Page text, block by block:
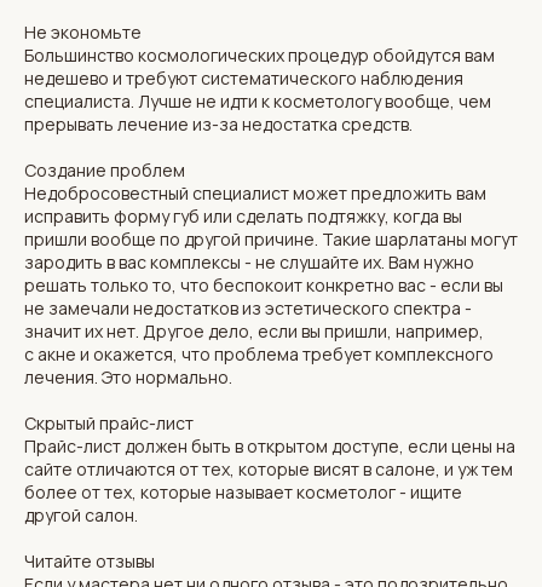
Не экономьте
Большинство космологических процедур обойдутся вам
недешево и требуют систематического наблюдения
специалиста. Лучше не идти к косметологу вообще, чем
прерывать лечение из-за недостатка средств.
Создание проблем
Недобросовестный специалист может предложить вам
исправить форму губ или сделать подтяжку, когда вы
пришли вообще по другой причине. Такие шарлатаны могут
зародить в вас комплексы - не слушайте их. Вам нужно
решать только то, что беспокоит конкретно вас - если вы
не замечали недостатков из эстетического спектра -
значит их нет. Другое дело, если вы пришли, например,
с акне и окажется, что проблема требует комплексного
лечения. Это нормально.
Скрытый прайс-лист
Прайс-лист должен быть в открытом доступе, если цены на
сайте отличаются от тех, которые висят в салоне, и уж тем
более от тех, которые называет косметолог - ищите
другой салон.
Читайте отзывы